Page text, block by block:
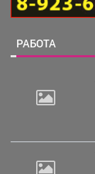
РАБОТА